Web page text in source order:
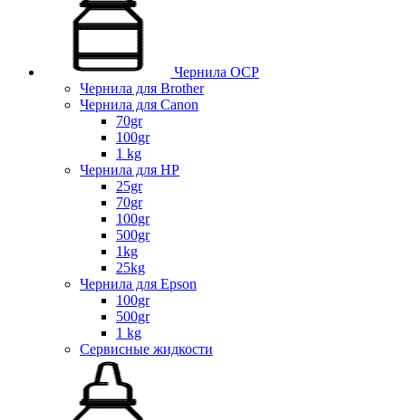
Чернила OCP
Чернила для Brother
Чернила для Canon
70gr
100gr
1 kg
Чернила для HP
25gr
70gr
100gr
500gr
1kg
25kg
Чернила для Epson
100gr
500gr
1 kg
Сервисные жидкости